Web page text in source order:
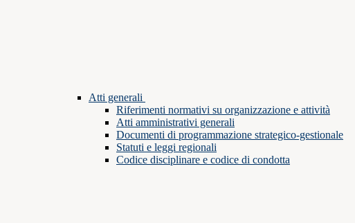
Atti generali
Riferimenti normativi su organizzazione e attività
Atti amministrativi generali
Documenti di programmazione strategico-gestionale
Statuti e leggi regionali
Codice disciplinare e codice di condotta